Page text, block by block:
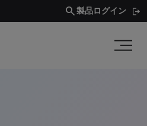
search製品ログイン